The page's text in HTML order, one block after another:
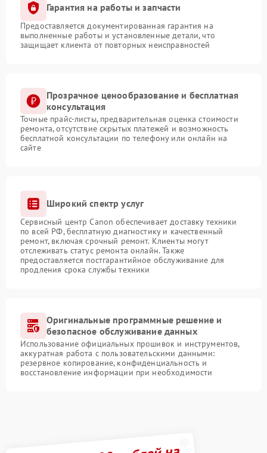
Гарантия на работы и запчасти
Предоставляется документированная гарантия на
выполненные работы и установленные детали, что
защищает клиента от повторных неисправностей
Прозрачное ценообразование и бесплатная
консультация
Точные прайс-листы, предварительная оценка стоимости
ремонта, отсутствие скрытых платежей и возможность
бесплатной консультации по телефону или онлайн на
сайте
Широкий спектр услуг
Сервисный центр Canon обеспечивает доставку техники
по всей РФ, бесплатную диагностику и качественный
ремонт, включая срочный ремонт. Клиенты могут
отслеживать статус ремонта онлайн. Также
предоставляется постгарантийное обслуживание для
продления срока службы техники
Оригинальные программные решение и
безопасное обслуживание данных
Использование официальных прошивок и инструментов,
аккуратная работа с пользовательскими данными:
резервное копирование, конфиденциальность и
восстановление информации при необходимости